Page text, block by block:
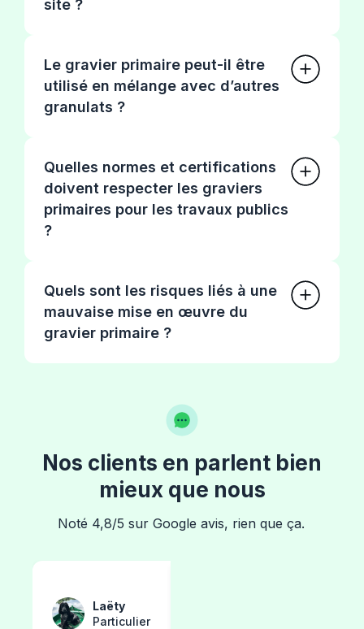
site ?
Le gravier primaire peut-il être
utilisé en mélange avec d’autres
granulats ?
Quelles normes et certifications
doivent respecter les graviers
primaires pour les travaux publics
?
Quels sont les risques liés à une
mauvaise mise en œuvre du
gravier primaire ?
Nos clients en parlent bien
mieux que nous
Noté 4,8/5 sur Google avis, rien que ça.
Laëty
Particulier